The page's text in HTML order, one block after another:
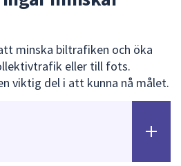
minska biltrafiken och öka
eller till fots.
viktig del i att kunna nå målet.